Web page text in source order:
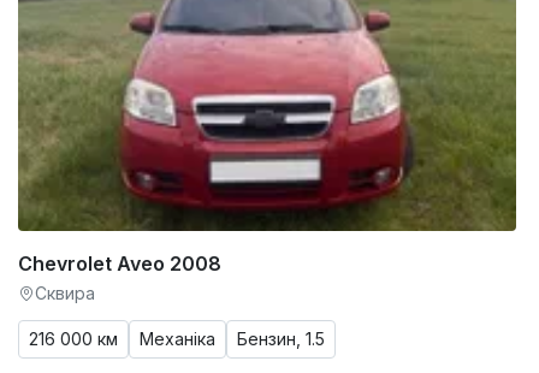
Chevrolet Aveo 2008
Сквира
216 000 км Механіка Бензин, 1.5